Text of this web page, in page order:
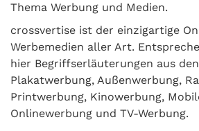
Thema Werbung und Medien.
crossvertise ist der einzigartige
Werbemedien aller Art.
hier Begriffserläuterungen aus
Plakatwerbung, Außenwerbung,
Printwerbung, Kinowerbung,
Onlinewerbung und TV-Werbung.